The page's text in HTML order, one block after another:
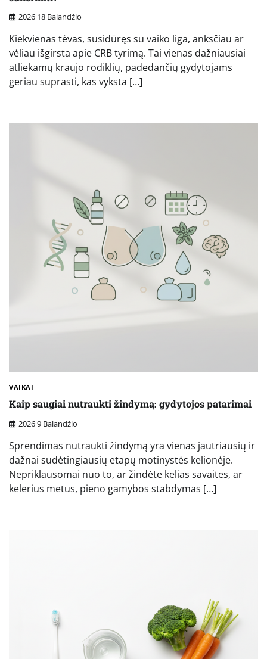
2026 18 Balandžio
Kiekvienas tėvas, susidūręs su vaiko liga, anksčiau ar
vėliau išgirsta apie CRB tyrimą. Tai vienas dažniausiai
atliekamų kraujo rodiklių, padedančių gydytojams
geriau suprasti, kas vyksta […]
VAIKAI
Kaip saugiai nutraukti žindymą: gydytojos patarimai
2026 9 Balandžio
Sprendimas nutraukti žindymą yra vienas jautriausių ir
dažnai sudėtingiausių etapų motinystės kelionėje.
Nepriklausomai nuo to, ar žindėte kelias savaites, ar
kelerius metus, pieno gamybos stabdymas […]